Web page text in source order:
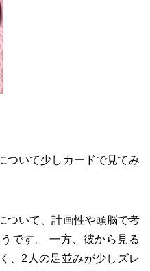
ついて少しカードで見てみ
ついて、計画性や頭脳で考
です。 一方、彼から見る
、2人の足並みが少しズレ